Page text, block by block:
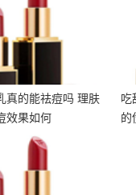
真的能祛痘吗 理肤
效果如何
吃
的
天油怎么护肤 冬